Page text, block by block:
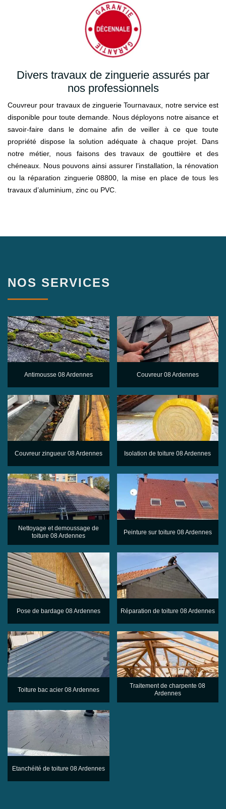
Divers travaux de zinguerie assurés par
nos professionnels
Couvreur pour travaux de zinguerie Tournavaux, notre service est
disponible pour toute demande. Nous déployons notre aisance et
savoir-faire dans le domaine afin de veiller à ce que toute
propriété dispose la solution adéquate à chaque projet. Dans
notre métier, nous faisons des travaux de gouttière et des
chéneaux. Nous pouvons ainsi assurer l’installation, la rénovation
ou la réparation zinguerie 08800, la mise en place de tous les
travaux d’aluminium, zinc ou PVC.
NOS SERVICES
Antimousse 08 Ardennes Couvreur 08 Ardennes
Couvreur zingueur 08 Ardennes Isolation de toiture 08 Ardennes
Nettoyage et demoussage de
toiture 08 Ardennes
Peinture sur toiture 08 Ardennes
Pose de bardage 08 Ardennes Réparation de toiture 08 Ardennes
Toiture bac acier 08 Ardennes
Traitement de charpente 08
Ardennes
Etanchéité de toiture 08 Ardennes